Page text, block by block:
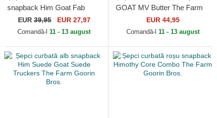
snapback Him Goat Fab
Farm The Farm Goorin Bros.
EUR39,95 EUR 27,97
Comandă-l 11 - 13 august
GOAT MV Butter The Farm
MVP The Farm Goorin Bros.
EUR 44,95
Comandă-l 11 - 13 august